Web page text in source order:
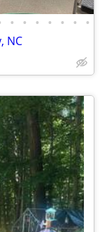
• • • • • • •
NC